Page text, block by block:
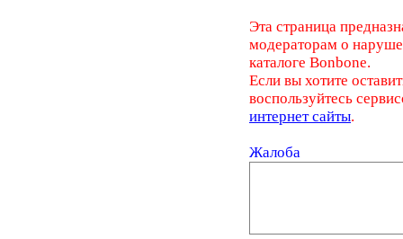
Эта страница
модераторам о
каталоге Bonbone.
Если вы хотите
воспользуйтесь
интернет сайты.
Жалоба